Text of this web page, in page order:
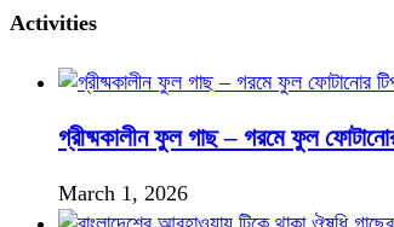
Activities
গ্রীষ্মকালীন ফুল গাছ – গরমে ফুল
March 1, 2026